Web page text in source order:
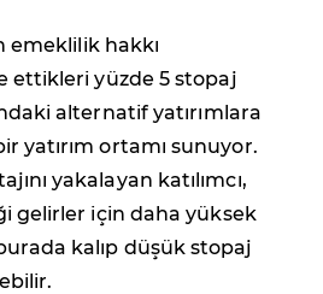
emeklilik hakkı
ettikleri yüzde 5 stopaj
alternatif yatırımlara
yatırım ortamı sunuyor.
yakalayan katılımcı,
gelirler için daha yüksek
kalıp düşük stopaj